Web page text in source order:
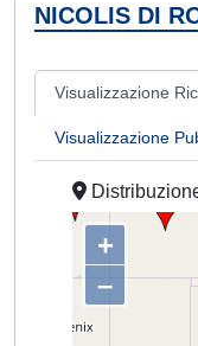
NICOLIS DI
Visualizzazione
Visualizzazione
+
–